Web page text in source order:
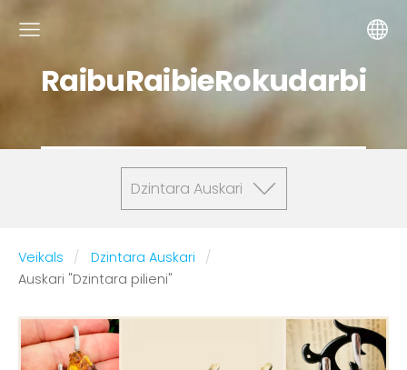
RaibuRaibieRokudarbi
Dzintara Auskari
Veikals
Dzintara Auskari
Auskari "Dzintara pilieni"